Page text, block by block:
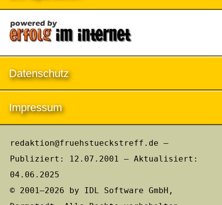
Datenschutz
Impressum
redaktion@fruehstueckstreff.de –
Publiziert: 12.07.2001 – Aktualisiert:
04.06.2025
© 2001–2026 by IDL Software GmbH,